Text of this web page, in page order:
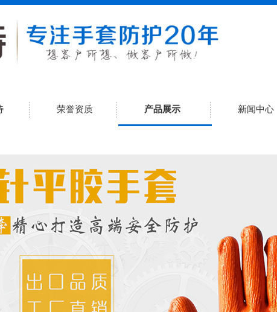
荣誉资质 产品展示 新闻中心